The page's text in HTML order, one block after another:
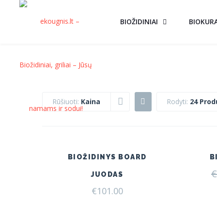
BIOŽIDINIAI
Rūšiuoti: Kaina Rodyti: 24
BIOŽIDINYS BOARD
JUODAS
€101.00
€